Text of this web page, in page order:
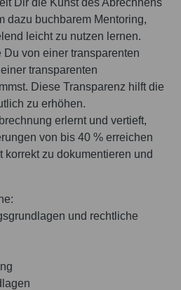
Dir die Kunst des Abrechnens
dazu buchbarem Mentoring,
leicht zu nutzen lernen.
von einer transparenten
transparenten
Diese Transparenz hilft die
zu erhöhen.
erlernt und vertieft,
von bis 40 % erreichen
korrekt zu dokumentieren und
und rechtliche